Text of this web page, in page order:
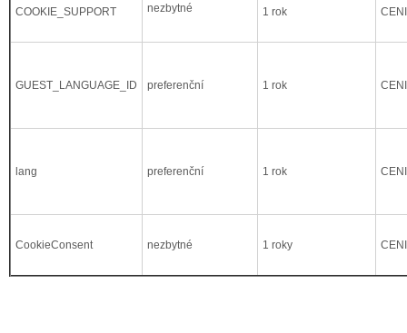
COOKIE_SUPPORT nezbytné 1 rok
GUEST_LANGUAGE_ID preferenční 1 rok
lang preferenční 1 rok
CookieConsent nezbytné 1 roky